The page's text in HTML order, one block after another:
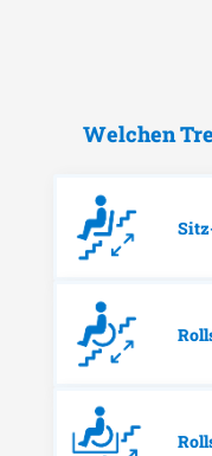
Welchen